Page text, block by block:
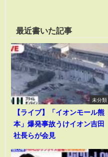
最近書いた記事
未分類
【ライブ】「イオンモール熊
本」爆発事故うけイオン吉田
社長らが会見